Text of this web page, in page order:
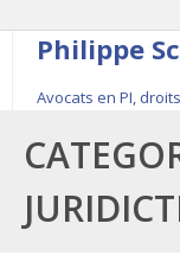
Philippe
Avocats en PI,
45, rue Saint-
54
Contact